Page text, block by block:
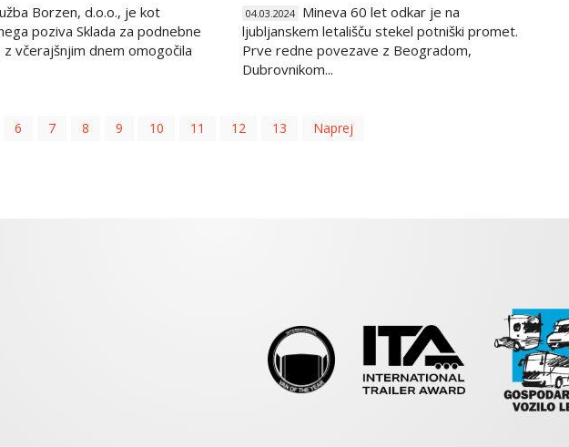
Borzen, d.o.o., je kot
poziva Sklada za podnebne
včerajšnjim dnem omogočila
04.03.2024 Mineva 60 let odkar je na
ljubljanskem letališču stekel potniški promet.
Prve redne povezave z Beogradom,
Dubrovnikom...
6 7 8 9 10 11 12 13 Naprej